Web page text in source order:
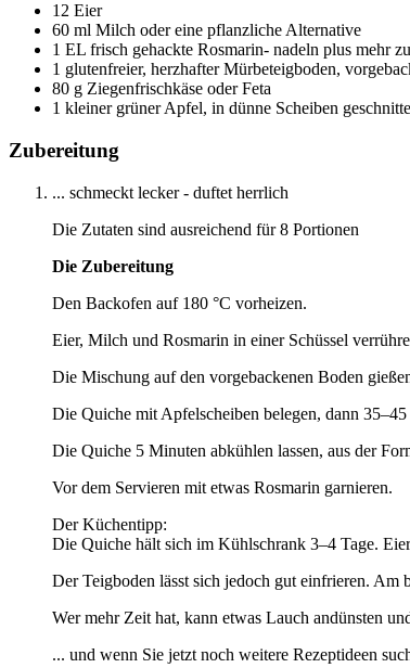
12 Eier
60 ml Milch oder eine pflanzliche Alternative
1 EL frisch gehackte Rosmarin- nadeln plus mehr
1 glutenfreier, herzhafter Mürbeteigboden,
80 g Ziegenfrischkäse oder Feta
1 kleiner grüner Apfel, in dünne Scheiben
Zubereitung
... schmeckt lecker - duftet herrlich
Die Zutaten sind ausreichend für 8 Portionen
Die Zubereitung
Den Backofen auf 180 °C vorheizen.
Eier, Milch und Rosmarin in einer Schüssel
Die Mischung auf den vorgebackenen Boden
Die Quiche mit Apfelscheiben belegen, dann
Die Quiche 5 Minuten abkühlen lassen, aus der
Vor dem Servieren mit etwas Rosmarin garnieren.
Der Küchentipp:
Die Quiche hält sich im Kühlschrank 3–4 Tage.
Der Teigboden lässt sich jedoch gut einfrieren. Am
Wer mehr Zeit hat, kann etwas Lauch andünsten
... und wenn Sie jetzt noch weitere Rezeptideen